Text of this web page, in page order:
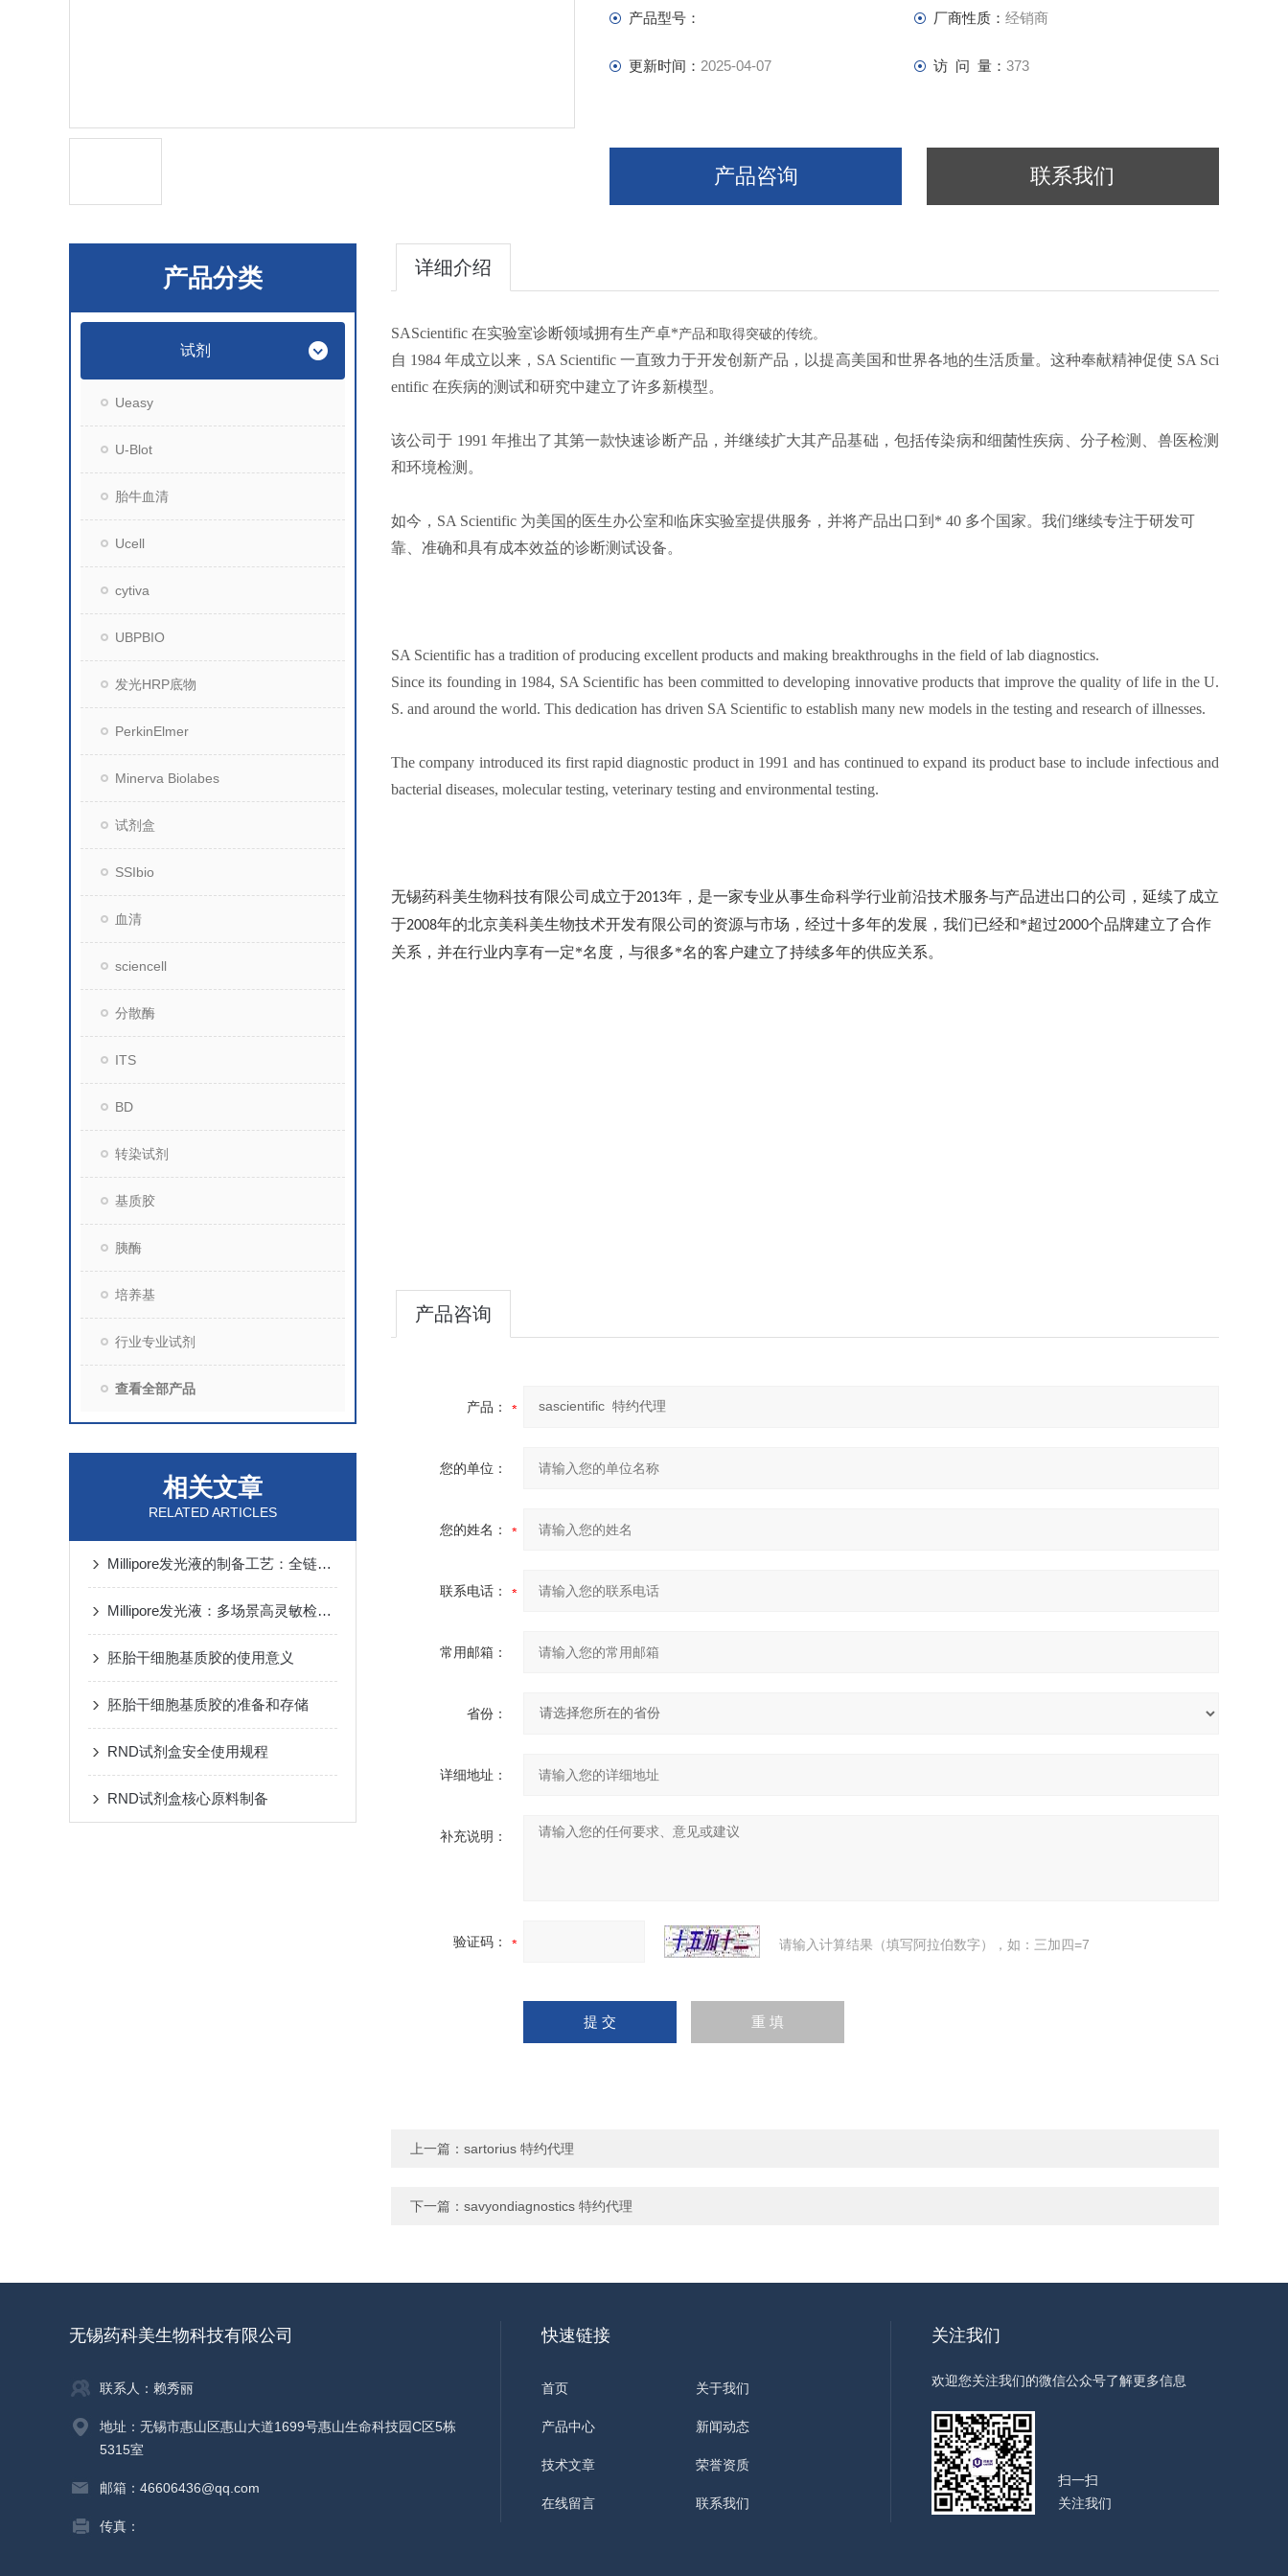
Diseases
Non-Infectious Diseases
产品型号： 厂商性质： 经销商
更新时间： 2025-04-07 访 问 量： 373
产品咨询 联系我们
产品分类
试剂
Ueasy
U-Blot
胎牛血清
Ucell
cytiva
UBPBIO
发光HRP底物
PerkinElmer
Minerva Biolabes
试剂盒
SSIbio
血清
sciencell
分散酶
ITS
BD
转染试剂
基质胶
胰酶
培养基
行业专业试剂
查看全部产品
相关文章
RELATED ARTICLES
Millipore发光液的制备工艺：全链路质控保障检测性能稳定
Millipore发光液：多场景高灵敏检测的核心试剂支撑
胚胎干细胞基质胶的使用意义
胚胎干细胞基质胶的准备和存储
RND试剂盒安全使用规程
RND试剂盒核心原料制备
详细介绍
SAScientific 在实验室诊断领域拥有生产卓*产品和取得突破的传统。
自 1984 年成立以来，SA Scientific 一直致力于开发创新产品，以提高美国和世界各地的生活质量。这种奉献精神促使 SA Sci
entific 在疾病的测试和研究中建立了许多新模型。
该公司于 1991 年推出了其第一款快速诊断产品，并继续扩大其产品基础，包括传染病和细菌性疾病、分子检测、兽医检测
和环境检测。
如今，SA Scientific 为美国的医生办公室和临床实验室提供服务，并将产品出口到* 40 多个国家。我们继续专注于研发可
靠、准确和具有成本效益的诊断测试设备。
SA Scientific has a tradition of producing excellent products and making breakthroughs in the field of lab diagnostics.
Since its founding in 1984, SA Scientific has been committed to developing innovative products that improve the quality of life in the U.
S. and around the world. This dedication has driven SA Scientific to establish many new models in the testing and research of illnesses.
The company introduced its first rapid diagnostic product in 1991 and has continued to expand its product base to include infectious and
bacterial diseases, molecular testing, veterinary testing and environmental testing.
无锡药科美生物科技有限公司成立于2013年，是一家专业从事生命科学行业前沿技术服务与产品进出口的公司，延续了成立
于2008年的北京美科美生物技术开发有限公司的资源与市场，经过十多年的发展，我们已经和*超过2000个品牌建立了合作
关系，并在行业内享有一定*名度，与很多*名的客户建立了持续多年的供应关系。
产品咨询
产品：
您的单位：
您的姓名：
联系电话：
常用邮箱：
省份：
详细地址：
补充说明：
验证码： 请输入计算结果（填写阿拉伯数字），如：三加四=7
上一篇： sartorius 特约代理
下一篇： savyondiagnostics 特约代理
无锡药科美生物科技有限公司
联系人：赖秀丽
地址：无锡市惠山区惠山大道1699号惠山生命科技园C区5栋
5315室
邮箱：46606436@qq.com
传真：
快速链接
首页 关于我们
产品中心 新闻动态
技术文章 荣誉资质
在线留言 联系我们
关注我们
欢迎您关注我们的微信公众号了解更多信息
扫一扫
关注我们